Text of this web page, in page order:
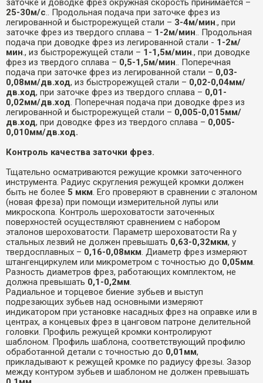
заточке и доводке фрез окружная скорость принимается –
25-30м/с.. Продольная подача при заточке фрез из
легированной и быстрорежущей стали – 3-4м/мин., при
заточке фрез из твердого сплава – 1-2м/мин.. Продольная
подача при доводке фрез из легированной стали - 1-2м/
мин., из быстрорежущей стали – 1-1,5м/мин., при доводке
фрез из твердого сплава – 0,5-1,5м/мин.. Поперечная
подача при заточке фрез из легированной стали – 0,03-
0,08мм/дв.ход, из быстрорежущей стали – 0,02-0,04мм/
дв.ход, при заточке фрез из твердого сплава – 0,01-
0,02мм/дв.ход. Поперечная подача при доводке фрез из
легированной и быстрорежущей стали – 0,005-0,015мм/
дв.ход, при доводке фрез из твердого сплава – 0,005-
0,010мм/дв.ход.
Контроль качества заточки фрез.
Тщательно осматриваются режущие кромки заточенного
инструмента. Радиус скругления режущей кромки должен
быть не более 5 мкм. Его проверяют в сравнении с эталоном
(новая фреза) при помощи измерительной лупы или
микроскопа. Контроль шероховатости заточенных
поверхностей осуществляют сравнением с набором
эталонов шероховатости. Параметр шероховатости Ra у
стальных лезвий не должен превышать 0,63-0,32мкм, у
твердосплавных – 0,16-0,08мкм. Диаметр фрез измеряют
штангенциркулем или микрометром с точностью до 0,05мм.
Разность диаметров фрез, работающих комплектом, не
должна превышать 0,1-0,2мм.
Радиальное и торцевое биение зубьев и выступ
подрезающих зубьев над основными измеряют
индикатором при установке насадных фрез на оправке или в
центрах, а концевых фрез в цанговом патроне делительной
головки. Профиль режущей кромки контролируют
шаблоном. Профиль шаблона, соответствующий профилю
обработанной детали с точностью до 0,01мм,
прикладывают к режущей кромке по радиусу фрезы. Зазор
между контуром зубьев и шаблоном не должен превышать